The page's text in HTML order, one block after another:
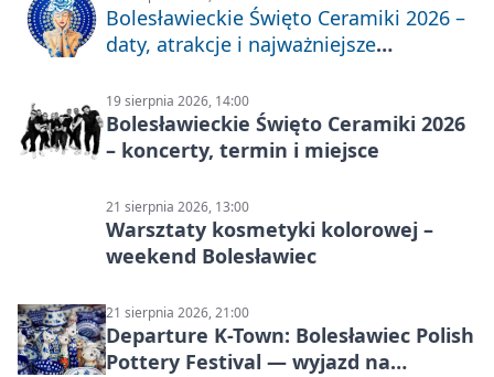
Bolesławieckie Święto Ceramiki 2026 –
daty, atrakcje i najważniejsze
19 sierpnia 2026, 14:00
Bolesławieckie Święto Ceramiki 2026
– koncerty, termin i miejsce
21 sierpnia 2026, 13:00
Warsztaty kosmetyki kolorowej –
weekend Bolesławiec
21 sierpnia 2026, 21:00
Departure K-Town: Bolesławiec Polish
Pottery Festival — wyjazd na